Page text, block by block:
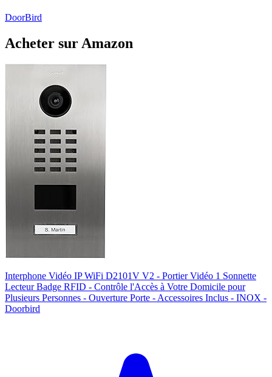
DoorBird
Acheter sur Amazon
Interphone Vidéo IP WiFi D2101V V2 - Portier Vidéo 1 Sonnette
Lecteur Badge RFID - Contrôle l'Accès à Votre Domicile pour
Plusieurs Personnes - Ouverture Porte - Accessoires Inclus - INOX -
Doorbird